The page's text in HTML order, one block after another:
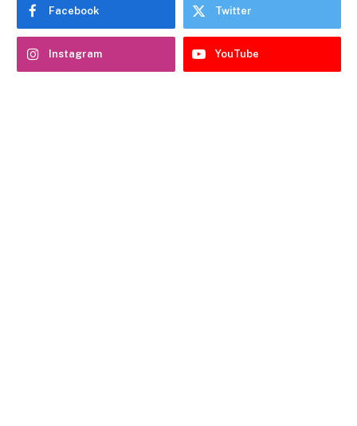
Facebook Twitter
Instagram YouTube